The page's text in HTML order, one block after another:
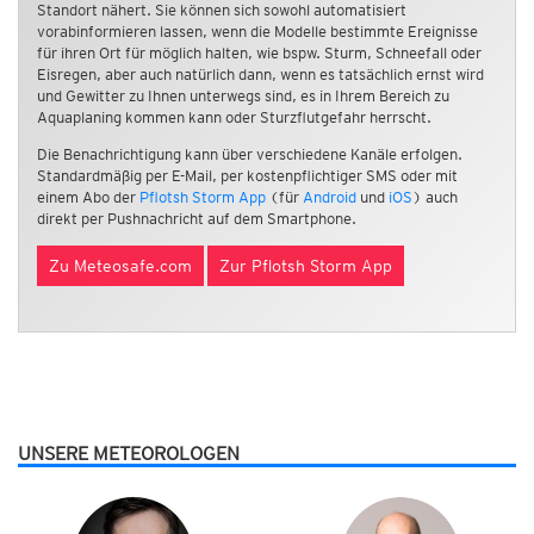
Standort nähert. Sie können sich sowohl automatisiert
vorabinformieren lassen, wenn die Modelle bestimmte Ereignisse
für ihren Ort für möglich halten, wie bspw. Sturm, Schneefall oder
Eisregen, aber auch natürlich dann, wenn es tatsächlich ernst wird
und Gewitter zu Ihnen unterwegs sind, es in Ihrem Bereich zu
Aquaplaning kommen kann oder Sturzflutgefahr herrscht.
Die Benachrichtigung kann über verschiedene Kanäle erfolgen.
Standardmäßig per E-Mail, per kostenpflichtiger SMS oder mit
einem Abo der Pflotsh Storm App (für Android und iOS ) auch
direkt per Pushnachricht auf dem Smartphone.
Zu Meteosafe.com Zur Pflotsh Storm App
UNSERE METEOROLOGEN